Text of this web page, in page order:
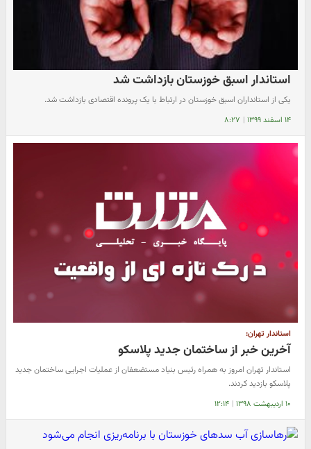
استاندار اسبق خوزستان بازداشت شد
یکی از استانداران اسبق خوزستان در ارتباط با یک پرونده اقتصادی بازداشت شد.
۱۴ اسفند ۱۳۹۹ | ۸:۲۷
استاندار تهران:
آخرین خبر از ساختمان جدید پلاسکو
استاندار تهران امروز به همراه رئیس بنیاد مستضعفان از عملیات اجرایی ساختمان جدید
پلاسکو بازدید کردند.
۱۰ اردیبهشت ۱۳۹۸ | ۱۲:۱۴